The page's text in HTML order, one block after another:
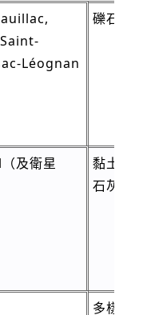
Léognan
礫石壤
及衛星
黏土、
石灰岩
多樣